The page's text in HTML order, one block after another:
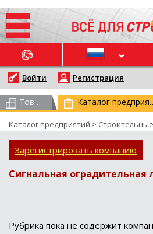
НОВОСТИ
Войти Регистрация
Товарный каталог (всего 62959)
Каталог предприятий >
Зарегистрировать компанию
Сигнальная оградительная
Рубрика пока не содержит